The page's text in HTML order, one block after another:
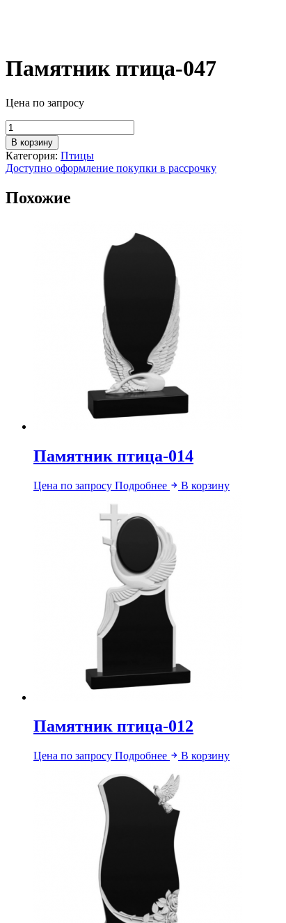
Памятник птица-047
Цена по запросу
Количество
товара
Памятник
птица-047
В корзину
Категория: Птицы
Доступно оформление покупки в рассрочку
Похожие
Памятник птица-014
Цена по запросу Подробнее В корзину
Памятник птица-012
Цена по запросу Подробнее В корзину